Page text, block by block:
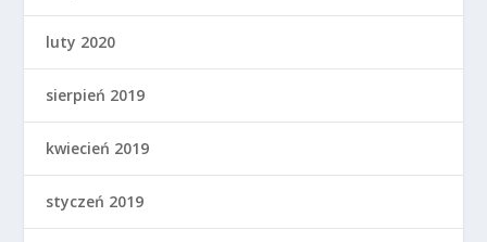
luty 2020
sierpień 2019
kwiecień 2019
styczeń 2019